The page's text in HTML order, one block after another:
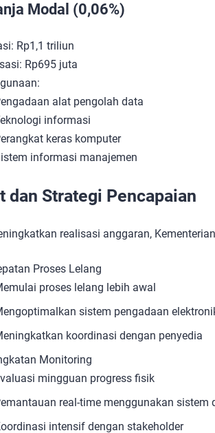
Modal (0,06%)
Rp1,1 triliun
Rp695 juta
alat pengolah data
informasi
keras komputer
informasi manajemen
dan Strategi Pencapaian
realisasi anggaran,
Proses Lelang
proses lelang lebih awal
sistem pengadaan
koordinasi dengan penyedia
Monitoring
mingguan progress fisik
real-time menggunakan sistem
intensif dengan stakeholder